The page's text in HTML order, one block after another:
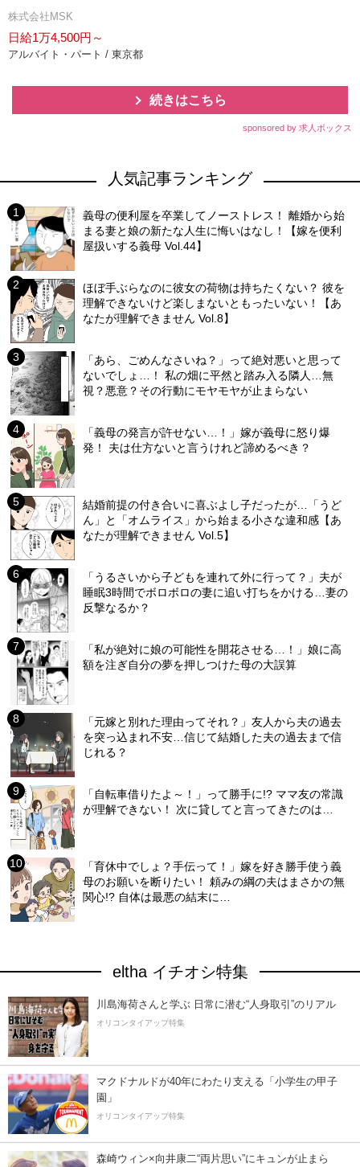
株式会社MSK
日給1万4,500円～
アルバイト・パート / 東京都
続きはこちら
sponsored by 求人ボックス
人気記事ランキング
義母の便利屋を卒業してノーストレス！ 離婚から始
まる妻と娘の新たな人生に悔いはなし！【嫁を便利
屋扱いする義母 Vol.44】
ほぼ手ぶらなのに彼女の荷物は持ちたくない？ 彼を
理解できないけど楽しまないともったいない！【あ
なたが理解できません Vol.8】
「あら、ごめんなさいね？」って絶対悪いと思って
ないでしょ…！ 私の畑に平然と踏み入る隣人…無
視？悪意？その行動にモヤモヤが止まらない
「義母の発言が許せない…！」嫁が義母に怒り爆
発！ 夫は仕方ないと言うけれど諦めるべき？
結婚前提の付き合いに喜ぶよし子だったが…「うど
ん」と「オムライス」から始まる小さな違和感【あ
なたが理解できません Vol.5】
「うるさいから子どもを連れて外に行って？」夫が
睡眠3時間でボロボロの妻に追い打ちをかける…妻の
反撃なるか？
「私が絶対に娘の可能性を開花させる…！」娘に高
額を注ぎ自分の夢を押しつけた母の大誤算
「元嫁と別れた理由ってそれ？」友人から夫の過去
を突っ込まれ不安…信じて結婚した夫の過去まで信
じれる？
「自転車借りたよ～！」って勝手に!? ママ友の常識
が理解できない！ 次に貸してと言ってきたのは…
「育休中でしょ？手伝って！」嫁を好き勝手使う義
母のお願いを断りたい！ 頼みの綱の夫はまさかの無
関心!? 自体は最悪の結末に…
eltha イチオシ特集
川島海荷さんと学ぶ 日常に潜む“人身取引”のリアル
オリコンタイアップ特集
マクドナルドが40年にわたり支える「小学生の甲子
園」
オリコンタイアップ特集
森崎ウィン×向井康二“両片思い”にキュンが止まら